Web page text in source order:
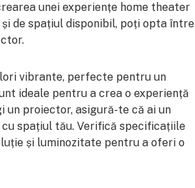
unei experiențe home theater
de spațiul disponibil, poți opta între
vibrante, perfecte pentru un
ideale pentru a crea o experiență
un proiector, asigură-te că ai un
spațiul tău. Verifică specificațiile
și luminozitate pentru a oferi o